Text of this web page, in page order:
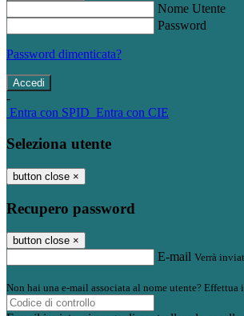
Nome Utente
Password
Password dimenticata?
-
Entra con SPID Entra con CIE
Seleziona utente
button close ×
Recupero password
button close ×
E-mail Verrà
Non hai una e-mail associata al nome utente? Effettua